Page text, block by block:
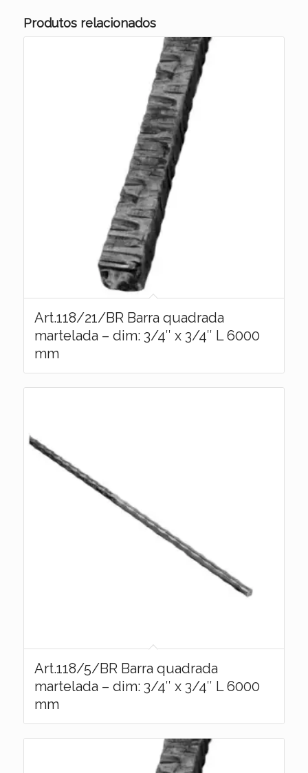
Produtos relacionados
Art.118/21/BR Barra quadrada
martelada – dim: 3/4″ x 3/4″ L 6000
mm
Art.118/5/BR Barra quadrada
martelada – dim: 3/4″ x 3/4″ L 6000
mm